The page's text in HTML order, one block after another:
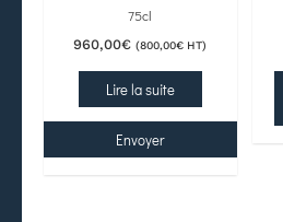
75cl
960,00€ (800,00€ HT)
Lire la suite
Envoyer